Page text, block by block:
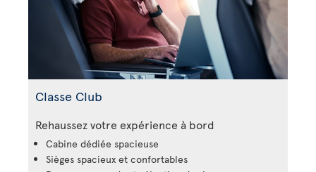
Classe Club
Rehaussez votre expérience à bord
Cabine dédiée spacieuse
Sièges spacieux et confortables